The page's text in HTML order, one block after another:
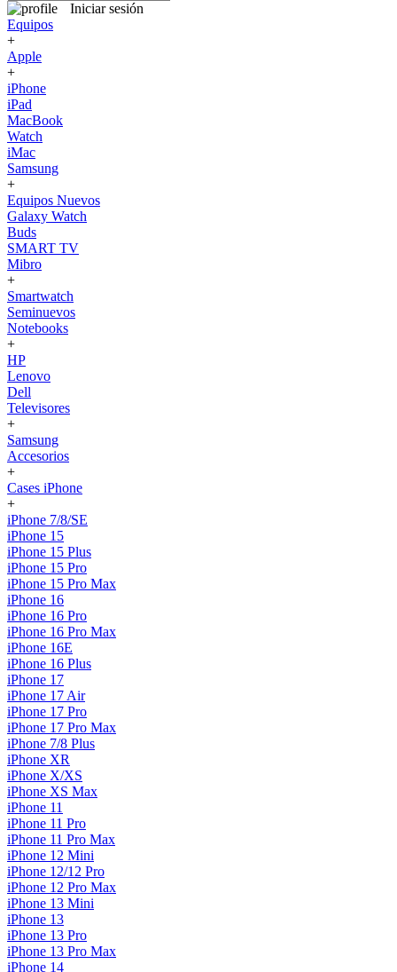
Iniciar sesión
Equipos
+
Apple
+
iPhone
iPad
MacBook
Watch
iMac
Samsung
+
Equipos Nuevos
Galaxy Watch
Buds
SMART TV
Mibro
+
Smartwatch
Seminuevos
Notebooks
+
HP
Lenovo
Dell
Televisores
+
Samsung
Accesorios
+
Cases iPhone
+
iPhone 7/8/SE
iPhone 15
iPhone 15 Plus
iPhone 15 Pro
iPhone 15 Pro Max
iPhone 16
iPhone 16 Pro
iPhone 16 Pro Max
iPhone 16E
iPhone 16 Plus
iPhone 17
iPhone 17 Air
iPhone 17 Pro
iPhone 17 Pro Max
iPhone 7/8 Plus
iPhone XR
iPhone X/XS
iPhone XS Max
iPhone 11
iPhone 11 Pro
iPhone 11 Pro Max
iPhone 12 Mini
iPhone 12/12 Pro
iPhone 12 Pro Max
iPhone 13 Mini
iPhone 13
iPhone 13 Pro
iPhone 13 Pro Max
iPhone 14